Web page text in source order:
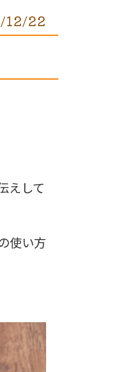
12/22
えして
使い方